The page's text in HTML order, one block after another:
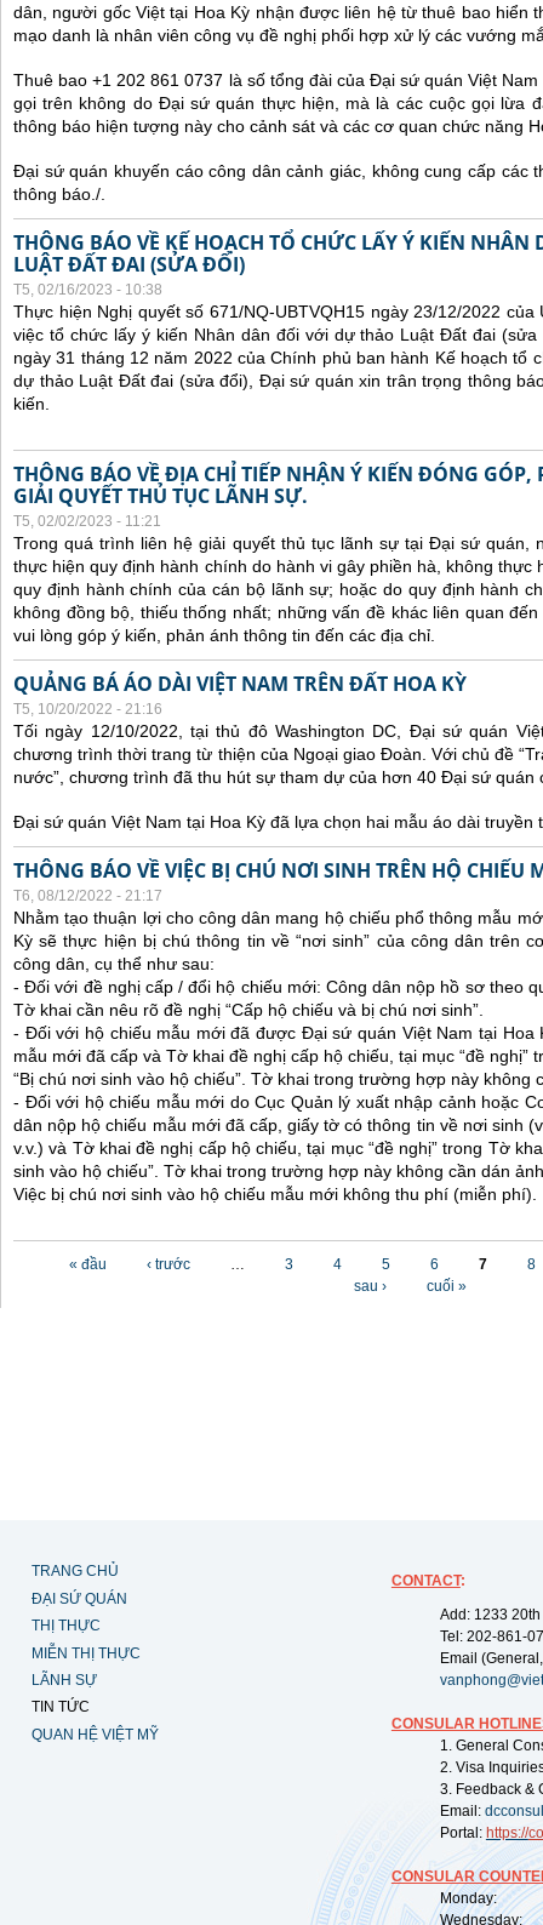
dân, người gốc Việt tại Hoa Kỳ nhận được liên hệ từ thuê bao hiển
mạo danh là nhân viên công vụ đề nghị phối hợp xử lý các vướng
Thuê bao +1 202 861 0737 là số tổng đài của Đại sứ quán Việt
gọi trên không do Đại sứ quán thực hiện, mà là các cuộc gọi lừa
thông báo hiện tượng này cho cảnh sát và các cơ quan chức năng
Đại sứ quán khuyến cáo công dân cảnh giác, không cung cấp các
thông báo./.
THÔNG BÁO VỀ KẾ HOẠCH TỔ CHỨC LẤY Ý KIẾN
LUẬT ĐẤT ĐAI (SỬA ĐỔI)
T5, 02/16/2023 - 10:38
Thực hiện Nghị quyết số 671/NQ-UBTVQH15 ngày 23/12/2022
việc tổ chức lấy ý kiến Nhân dân đối với dự thảo Luật Đất đai (sửa
ngày 31 tháng 12 năm 2022 của Chính phủ ban hành Kế hoạch tổ
dự thảo Luật Đất đai (sửa đổi), Đại sứ quán xin trân trọng thông
kiến.
THÔNG BÁO VỀ ĐỊA CHỈ TIẾP NHẬN Ý KIẾN ĐÓNG GÓP,
GIẢI QUYẾT THỦ TỤC LÃNH SỰ.
T5, 02/02/2023 - 11:21
Trong quá trình liên hệ giải quyết thủ tục lãnh sự tại Đại sứ quán,
thực hiện quy định hành chính do hành vi gây phiền hà, không thực
quy định hành chính của cán bộ lãnh sự; hoặc do quy định hành
không đồng bộ, thiếu thống nhất; những vấn đề khác liên quan
vui lòng góp ý kiến, phản ánh thông tin đến các địa chỉ.
QUẢNG BÁ ÁO DÀI VIỆT NAM TRÊN ĐẤT HOA KỲ
T5, 10/20/2022 - 21:16
Tối ngày 12/10/2022, tại thủ đô Washington DC, Đại sứ quán
chương trình thời trang từ thiện của Ngoại giao Đoàn. Với chủ đề
nước”, chương trình đã thu hút sự tham dự của hơn 40 Đại sứ quán
Đại sứ quán Việt Nam tại Hoa Kỳ đã lựa chọn hai mẫu áo dài truyền
THÔNG BÁO VỀ VIỆC BỊ CHÚ NƠI SINH TRÊN HỘ CHIẾU
T6, 08/12/2022 - 21:17
Nhằm tạo thuận lợi cho công dân mang hộ chiếu phổ thông mẫu
Kỳ sẽ thực hiện bị chú thông tin về “nơi sinh” của công dân trên
công dân, cụ thể như sau:
- Đối với đề nghị cấp / đổi hộ chiếu mới: Công dân nộp hồ sơ theo
Tờ khai cần nêu rõ đề nghị “Cấp hộ chiếu và bị chú nơi sinh”.
- Đối với hộ chiếu mẫu mới đã được Đại sứ quán Việt Nam tại Hoa
mẫu mới đã cấp và Tờ khai đề nghị cấp hộ chiếu, tại mục “đề nghị”
“Bị chú nơi sinh vào hộ chiếu”. Tờ khai trong trường hợp này không
- Đối với hộ chiếu mẫu mới do Cục Quản lý xuất nhập cảnh hoặc
dân nộp hộ chiếu mẫu mới đã cấp, giấy tờ có thông tin về nơi sinh
v.v.) và Tờ khai đề nghị cấp hộ chiếu, tại mục “đề nghị” trong Tờ
sinh vào hộ chiếu”. Tờ khai trong trường hợp này không cần dán
Việc bị chú nơi sinh vào hộ chiếu mẫu mới không thu phí (miễn phí).
« đầu ‹ trước … 3 4 5 6 7
8
sau ›
cuối »
TRANG CHỦ
ĐẠI SỨ QUÁN
THỊ THỰC
MIỄN THỊ THỰC
LÃNH SỰ
TIN TỨC
QUAN HỆ VIỆT MỸ
CONTACT:
Add: 1233
Tel: 202-861-
Email
CONSULAR
1. General
2. Visa
3. Feedback &
Email:
Portal: https://
CONSULAR
Monday:
Wednesday: